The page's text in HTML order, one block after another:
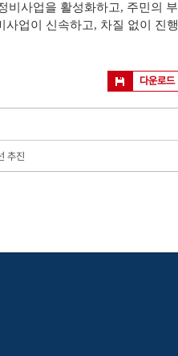
비사업을 활성화하고, 주민의 부
사업이 신속하고, 차질 없이 진행
다운로드
추진